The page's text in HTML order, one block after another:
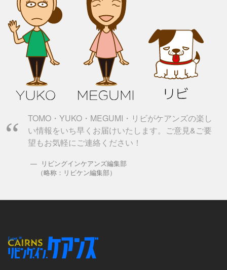
TOMO・YUKO・MEGUMI・リビがケアンズの楽し
い情報をいち早くお届けいたします。ご意見&ご要
望もお気軽にご連絡ください！
リビングインケアンズ編集部
（略称：リビケン編集部）